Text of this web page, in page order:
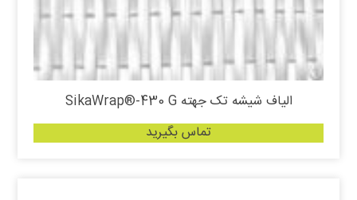
الیاف شیشه تک جهته SikaWrap®-430 G
تماس بگیرید